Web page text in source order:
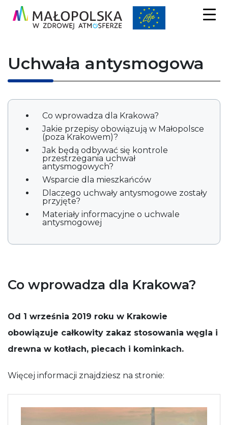
Uchwała antysmogowa
Co wprowadza dla Krakowa?
Jakie przepisy obowiązują w Małopolsce
(poza Krakowem)?
Jak będą odbywać się kontrole
przestrzegania uchwał
antysmogowych?
Wsparcie dla mieszkańców
Dlaczego uchwały antysmogowe zostały
przyjęte?
Materiały informacyjne o uchwale
antysmogowej
Co wprowadza dla Krakowa?
Od 1 września 2019 roku w Krakowie
obowiązuje całkowity zakaz stosowania węgla i
drewna w kotłach, piecach i kominkach.
Więcej informacji znajdziesz na stronie:
Niezbędne
cookie nie
opcjonalne.
Statystyki
the
website's
and
how the
used.